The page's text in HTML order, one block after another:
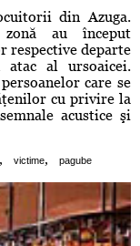
din Azuga.
au început
respective departe
al ursoaicei.
care se
cu privire la
acustice şi
, victime, pagube